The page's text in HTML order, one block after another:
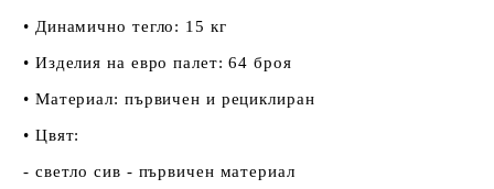
• Динамично тегло: 15 кг
• Изделия на евро палет: 64 броя
• Материал: първичен и рециклиран
• Цвят:
- светло сив - първичен материал